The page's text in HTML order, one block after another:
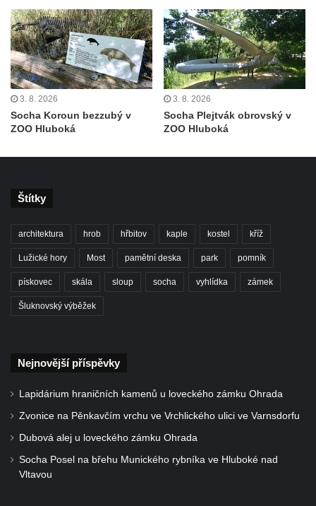
Sfinga I. na Sfingovém rybníku v zámeckém
parku v Duchcově
Socha Minervy na nádvoří zámku v
Duchcově
Socha Herkula se saní na nádvoří zámku v
Duchcově
Duchcově
Zvěstování Panny Marie v Duchcově
Socha svatého Prokopa u kostela
Zvěstování Panny Marie v Duchcově
parku v Duchcově
Duchcově
Busta Bedřicha Smetany v sadech B.
Smetany v Duchcově
Busta Ludwiga van Beethovena v sadech
B. Smetany v Duchcově
3. 8. 2026
Socha Koroun bezzubý v
ZOO Hluboká
3. 8. 2026
Socha Plejtvák obrovský v
ZOO Hluboká
Štítky
architektura hrob hřbitov kaple kostel kříž
Lužické hory Most pamětní deska park pomník
pískovec skála sloup socha vyhlídka zámek
Šluknovský výběžek
Nejnovější příspěvky
Lapidárium hraničních kamenů u loveckého zámku Ohrada
Zvonice na Pěnkavčím vrchu ve Vrchlického ulici ve Varnsdorfu
Dubová alej u loveckého zámku Ohrada
Socha Posel na břehu Munického rybníka ve Hluboké nad
Vltavou